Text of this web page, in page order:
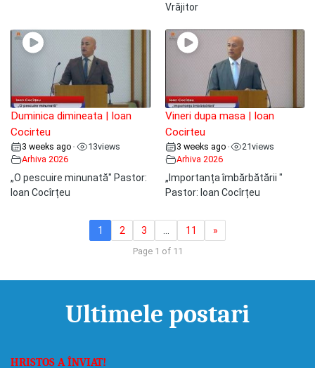
Vrăjitor
Duminica dimineata | Ioan
Cocirteu
3 weeks ago • 13views
Arhiva 2026
„O pescuire minunată" Pastor:
Ioan Cocîrțeu
Vineri dupa masa | Ioan
Cocirteu
3 weeks ago • 21views
Arhiva 2026
„Importanța îmbărbătării "
Pastor: Ioan Cocîrțeu
1 2 3 11 »
Page 1 of 11
Ultimele postari
HRISTOS A ÎNVIAT!